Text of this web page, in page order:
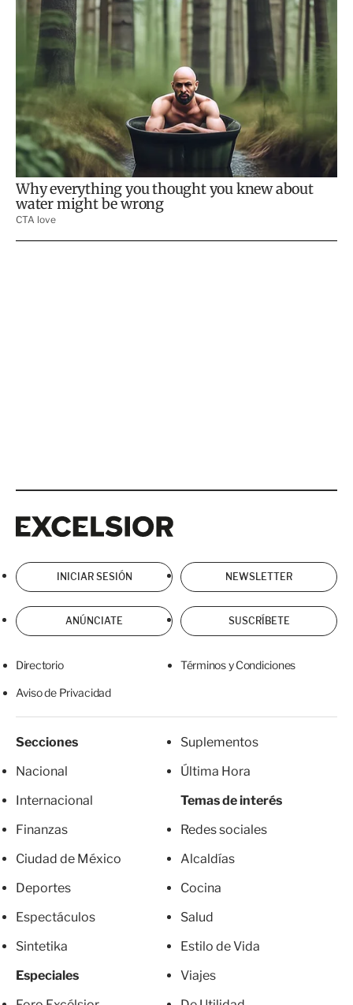
INICIAR SESIÓN NEWSLETTER
ANÚNCIATE SUSCRÍBETE
Directorio Términos y Condiciones
Aviso de Privacidad
Secciones
Nacional
Internacional
Finanzas
Ciudad de México
Deportes
Espectáculos
Sintetika
Especiales
Suplementos
Última Hora
Temas de interés
Redes sociales
Alcaldías
Cocina
Salud
Estilo de Vida
Viajes